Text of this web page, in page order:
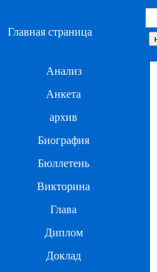
Главная страница
Анализ
Анкета
архив
Биография
Бюллетень
Викторина
Глава
Диплом
Доклад